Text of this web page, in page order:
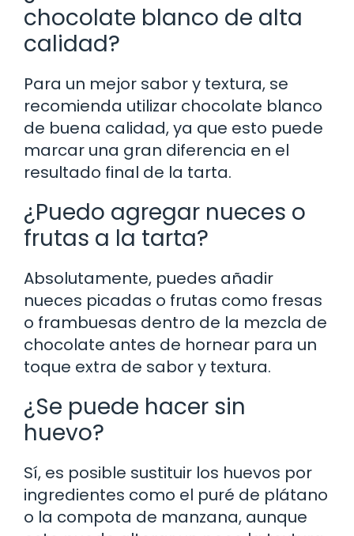
chocolate blanco de alta
calidad?
Para un mejor sabor y textura, se
recomienda utilizar chocolate blanco
de buena calidad, ya que esto puede
marcar una gran diferencia en el
resultado final de la tarta.
¿Puedo agregar nueces o
frutas a la tarta?
Absolutamente, puedes añadir
nueces picadas o frutas como fresas
o frambuesas dentro de la mezcla de
chocolate antes de hornear para un
toque extra de sabor y textura.
¿Se puede hacer sin
huevo?
Sí, es posible sustituir los huevos por
ingredientes como el puré de plátano
o la compota de manzana, aunque